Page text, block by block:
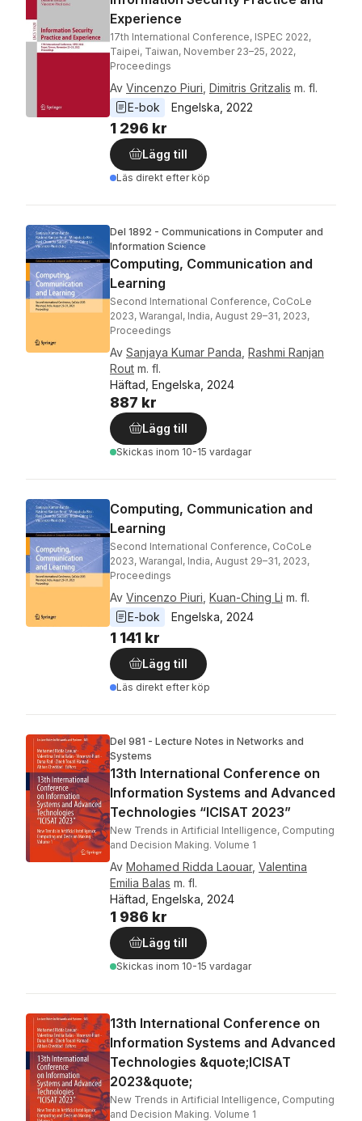
Experience
17th International Conference, ISPEC 2022,
Taipei, Taiwan, November 23–25, 2022,
Proceedings
Av Vincenzo Piuri Dimitris Gritzalis m. fl.
E-bok
Engelska 2022
1 296 kr
Lägg till
Läs direkt efter köp
Del 1892 - Communications in Computer and
Information Science
Computing, Communication and
Learning
Second International Conference, CoCoLe
2023, Warangal, India, August 29–31, 2023,
Proceedings
Av Sanjaya Kumar Panda Rashmi Ranjan
Rout m. fl.
Häftad, Engelska, 2024
887 kr
Lägg till
Skickas inom 10-15 vardagar
Computing, Communication and
Learning
Second International Conference, CoCoLe
2023, Warangal, India, August 29–31, 2023,
Proceedings
Av Vincenzo Piuri Kuan-Ching Li m. fl.
E-bok
Engelska 2024
1 141 kr
Lägg till
Läs direkt efter köp
Del 981 - Lecture Notes in Networks and
Systems
13th International Conference on
Information Systems and Advanced
Technologies “ICISAT 2023”
New Trends in Artificial Intelligence, Computing
and Decision Making. Volume 1
Av Mohamed Ridda Laouar, Valentina
Emilia Balas m. fl.
Häftad, Engelska, 2024
1 986 kr
Lägg till
Skickas inom 10-15 vardagar
13th International Conference on
Information Systems and Advanced
Technologies &quote;ICISAT
2023&quote;
New Trends in Artificial Intelligence, Computing
and Decision Making. Volume 1